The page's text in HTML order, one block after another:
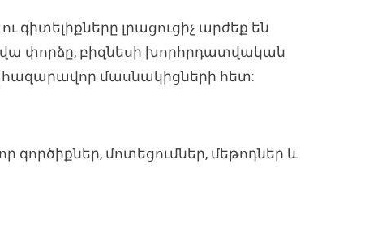
գիտելիքները լրացուցիչ արժեք են
փորձը, բիզնեսի խորհրդատվական
հազարավոր մասնակիցների հետ:
գործիքներ, մոտեցումներ, մեթոդներ և